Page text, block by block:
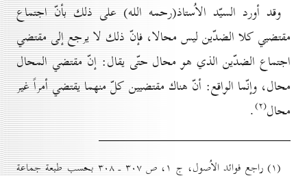
وقد أورد السيّد الاُستاذ(رحمه الله) على ذلك بأنّ اجتماع
مقتضيي كلا الضدّين ليس محالا، فإنّ ذلك لا يرجع إلى مقتضي
اجتماع الضدّين الذي هو محال حتّى يقال: إنّ مقتضي المحال
محال، وإنّما الواقع: أنّ هناك مقتضيين كلّ منهما يقتضي أمراً غير
محال(۲) .
(۱) راجع فوائد الاُصول، ج ۱، ص ۳٠۷ ـ ۳٠۸ بحسب طبعة جماعة